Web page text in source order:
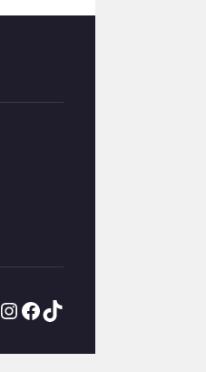
Instagram
Facebook
TikTok